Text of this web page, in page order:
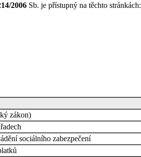
2006 Sb. je přístupný na těchto stránkách:
zákon)
sociálního zabezpečení